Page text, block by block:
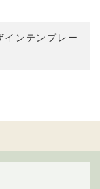
インテンプレー